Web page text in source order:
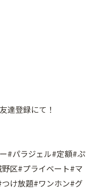
達登録にて！
#パラジェル#定額#ぷ
区#プライベート#マ
け放題#ワンホン#グ